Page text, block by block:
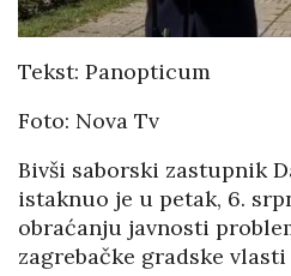
Tekst: Panopticum
Foto: Nova Tv
Bivši saborski zastupnik
istaknuo je u petak, 6.
obraćanju javnosti
zagrebačke gradske